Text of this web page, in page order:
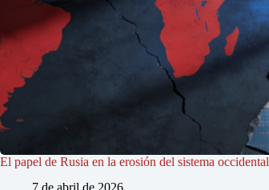
El papel de Rusia en la erosión del sistema occidental